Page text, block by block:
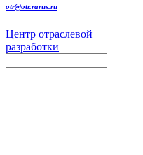
otr@otr.rarus.ru
Центр отраслевой
разработки